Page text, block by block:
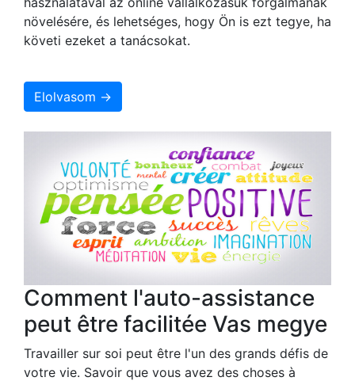
növelésére, és lehetséges, hogy Ön is ezt tegye, ha
követi ezeket a tanácsokat.
Elolvasom →
Comment l'auto-assistance
peut être facilitée Vas megye
Travailler sur soi peut être l'un des grands défis de
votre vie. Savoir que vous avez des choses à